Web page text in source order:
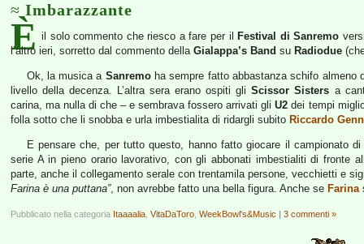
Imbarazzante
È il solo commento che riesco a fare per il Festival di Sanremo
l’altro ieri, sorretto dal commento della Gialappa’s Band su Radiodue
Ok, la musica a Sanremoha sempre fatto abbastanza schifo almeno
livello della decenza. L’altra sera erano ospiti gliScissor Sisters a
carina, ma nulla di che – e sembrava fossero arrivati gliU2 dei tempi
folla sotto che li snobba e urla imbestialita di ridargli subito Riccardo
E pensare che, per tutto questo, hanno fatto giocare il campionato
serie A in pieno orario lavorativo, con gli abbonati imbestialiti di fronte
parte, anche il collegamento serale con trentamila persone, vecchietti e
Farina è una puttana”, non avrebbe fatto una bella figura. Anche se Farina
Pubblicato nella categoria Itaaaalia VitaDaToro WeekBowl's&Music | 3 commenti »